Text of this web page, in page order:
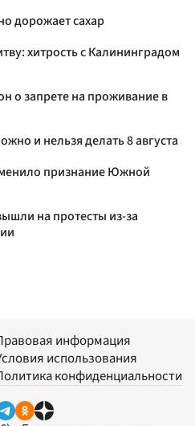
дорожает сахар
хитрость с Калининградом
о запрете на проживание в
и нельзя делать 8 августа
признание Южной
на протесты из-за
информация
использования
конфиденциальности